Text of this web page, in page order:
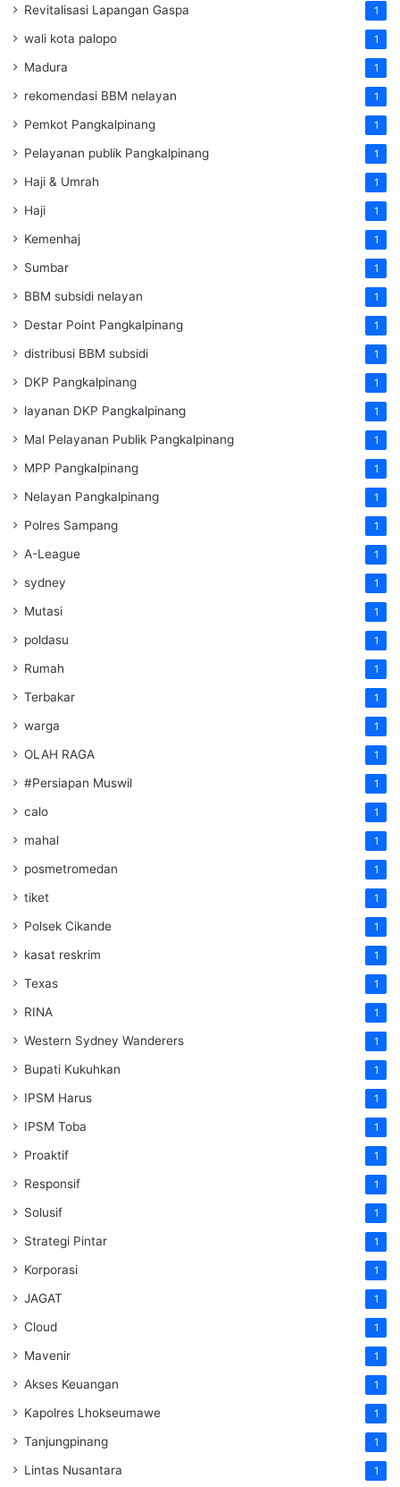
Revitalisasi Lapangan Gaspa 1
wali kota palopo 1
Madura 1
rekomendasi BBM nelayan 1
Pemkot Pangkalpinang 1
Pelayanan publik Pangkalpinang 1
Haji & Umrah 1
Haji 1
Kemenhaj 1
Sumbar 1
BBM subsidi nelayan 1
Destar Point Pangkalpinang 1
distribusi BBM subsidi 1
DKP Pangkalpinang 1
layanan DKP Pangkalpinang 1
Mal Pelayanan Publik Pangkalpinang 1
MPP Pangkalpinang 1
Nelayan Pangkalpinang 1
Polres Sampang 1
A-League 1
sydney 1
Mutasi 1
poldasu 1
Rumah 1
Terbakar 1
warga 1
OLAH RAGA 1
#Persiapan Muswil 1
calo 1
mahal 1
posmetromedan 1
tiket 1
Polsek Cikande 1
kasat reskrim 1
Texas 1
RINA 1
Western Sydney Wanderers 1
Bupati Kukuhkan 1
IPSM Harus 1
IPSM Toba 1
Proaktif 1
Responsif 1
Solusif 1
Strategi Pintar 1
Korporasi 1
JAGAT 1
Cloud 1
Mavenir 1
Akses Keuangan 1
Kapolres Lhokseumawe 1
Tanjungpinang 1
Lintas Nusantara 1